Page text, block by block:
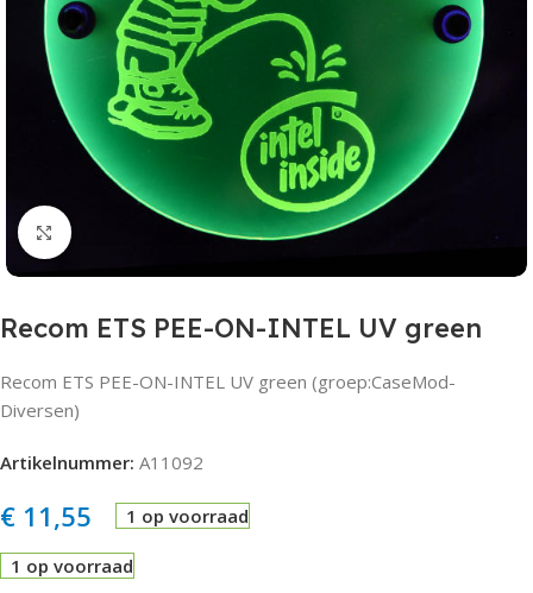
Click to enlarge
Recom ETS PEE-ON-INTEL UV green
Recom ETS PEE-ON-INTEL UV green (groep:CaseMod-
Diversen)
Artikelnummer: A11092
€ 11,55 1 op voorraad
1 op voorraad